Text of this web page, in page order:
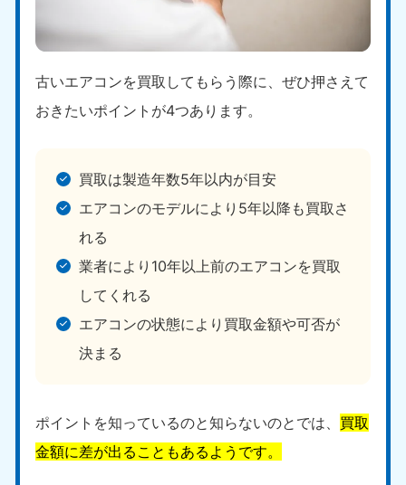
古いエアコンを買取してもらう際に、ぜひ押さえて
おきたいポイントが4つあります。
買取は製造年数5年以内が目安
エアコンのモデルにより5年以降も買取さ
れる
業者により10年以上前のエアコンを買取
してくれる
エアコンの状態により買取金額や可否が
決まる
ポイントを知っているのと知らないのとでは、 買取
金額に差が出ることもあるようです。